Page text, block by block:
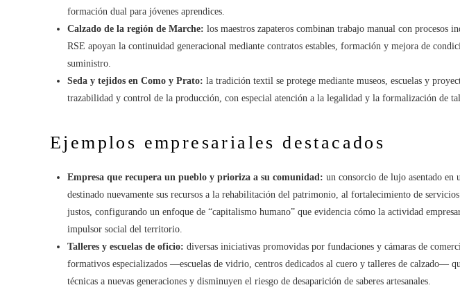
formación dual para jóvenes aprendices.
Calzado de la región de Marche: los maestros zapateros combinan trabajo manual con procesos
RSE apoyan la continuidad generacional mediante contratos estables, formación y mejora de
suministro.
Seda y tejidos en Como y Prato: la tradición textil se protege mediante museos, escuelas y
trazabilidad y control de la producción, con especial atención a la legalidad y la formalización de
Ejemplos empresariales destacados
Empresa que recupera un pueblo y prioriza a su comunidad: un consorcio de lujo asentado en
destinado nuevamente sus recursos a la rehabilitación del patrimonio, al fortalecimiento de
justos, configurando un enfoque de “capitalismo humano” que evidencia cómo la actividad
impulsor social del territorio.
Talleres y escuelas de oficio: diversas iniciativas promovidas por fundaciones y cámaras de
formativos especializados —escuelas de vidrio, centros dedicados al cuero y talleres de calzado—
técnicas a nuevas generaciones y disminuyen el riesgo de desaparición de saberes artesanales.